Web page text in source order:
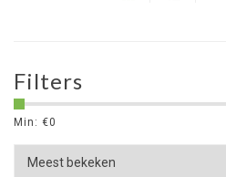
Filters
Min: €0